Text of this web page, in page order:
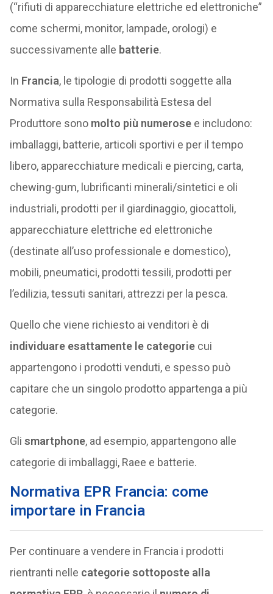
(“rifiuti di apparecchiature elettriche ed elettroniche”
come schermi, monitor, lampade, orologi) e
successivamente alle batterie.
In Francia, le tipologie di prodotti soggette alla
Normativa sulla Responsabilità Estesa del
Produttore sono molto più numerosee includono:
imballaggi, batterie, articoli sportivi e per il tempo
libero, apparecchiature medicali e piercing, carta,
chewing-gum, lubrificanti minerali/sintetici e oli
industriali, prodotti per il giardinaggio, giocattoli,
apparecchiature elettriche ed elettroniche
(destinate all’uso professionale e domestico),
mobili, pneumatici, prodotti tessili, prodotti per
l’edilizia, tessuti sanitari, attrezzi per la pesca.
Quello che viene richiesto ai venditori è di
individuare esattamente le categoriecui
appartengono i prodotti venduti, e spesso può
capitare che un singolo prodotto appartenga a più
categorie.
Gli smartphone, ad esempio, appartengono alle
categorie di imballaggi, Raee e batterie.
Normativa EPR Francia: come
importare in Francia
Per continuare a vendere in Francia i prodotti
rientranti nelle categorie sottoposte alla